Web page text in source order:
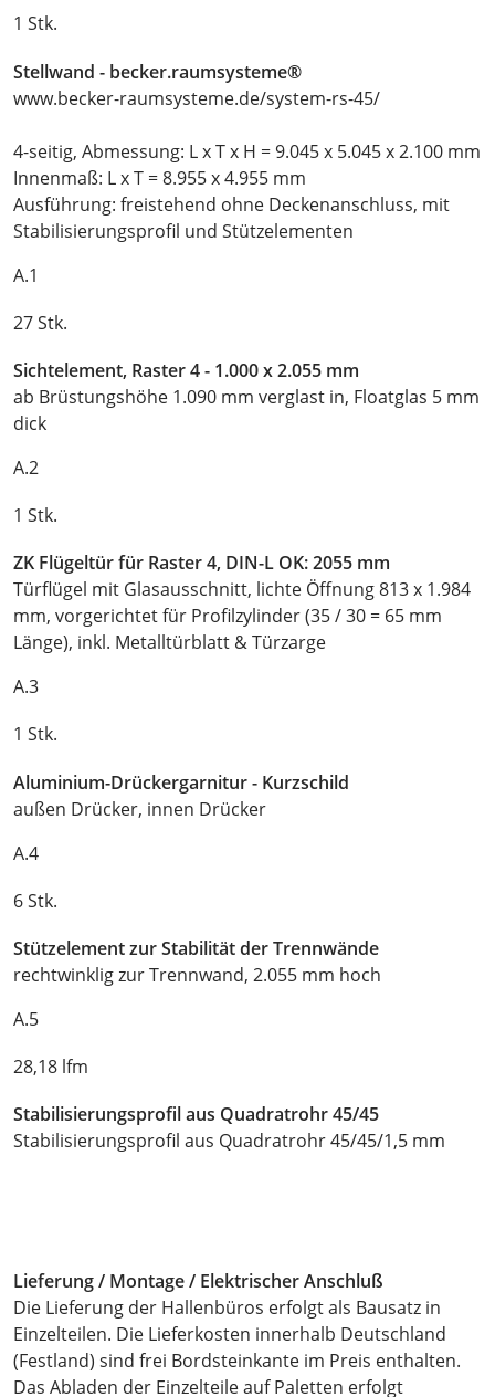
1 Stk.
Stellwand - becker.raumsysteme®
www.becker-raumsysteme.de/system-rs-45/
4-seitig, Abmessung: L x T x H = 9.045 x 5.045 x 2.100 mm
Innenmaß: L x T = 8.955 x 4.955 mm
Ausführung: freistehend ohne Deckenanschluss, mit
Stabilisierungsprofil und Stützelementen
A.1
27 Stk.
Sichtelement, Raster 4 - 1.000 x 2.055 mm
ab Brüstungshöhe 1.090 mm verglast in, Floatglas 5 mm
dick
A.2
1 Stk.
ZK Flügeltür für Raster 4, DIN-L OK: 2055 mm
Türflügel mit Glasausschnitt, lichte Öffnung 813 x 1.984
mm, vorgerichtet für Profilzylinder (35 / 30 = 65 mm
Länge), inkl. Metalltürblatt & Türzarge
A.3
1 Stk.
Aluminium-Drückergarnitur - Kurzschild
außen Drücker, innen Drücker
A.4
6 Stk.
Stützelement zur Stabilität der Trennwände
rechtwinklig zur Trennwand, 2.055 mm hoch
A.5
28,18 lfm
Stabilisierungsprofil aus Quadratrohr 45/45
Stabilisierungsprofil aus Quadratrohr 45/45/1,5 mm
Lieferung / Montage / Elektrischer Anschluß
Die Lieferung der Hallenbüros erfolgt als Bausatz in
Einzelteilen. Die Lieferkosten innerhalb Deutschland
(Festland) sind frei Bordsteinkante im Preis enthalten.
Das Abladen der Einzelteile auf Paletten erfolgt